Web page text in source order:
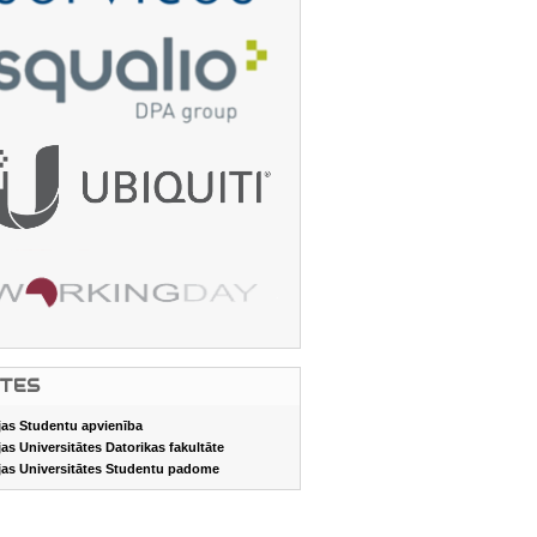
Studentu apvienība
Universitātes Datorikas fakultāte
Universitātes Studentu padome